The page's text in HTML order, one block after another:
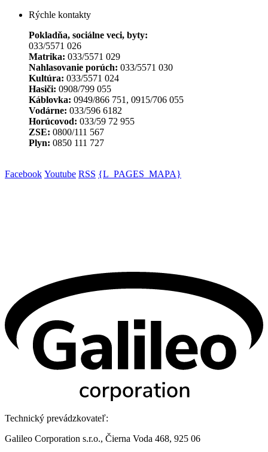
Rýchle kontakty
Pokladňa, sociálne veci, byty:
033/5571 026
Matrika: 033/5571 029
Nahlasovanie porúch: 033/5571 030
Kultúra: 033/5571 024
Hasiči: 0908/799 055
Káblovka: 0949/866 751, 0915/706 055
Vodárne: 033/596 6182
Horúcovod: 033/59 72 955
ZSE: 0800/111 567
Plyn: 0850 111 727
Facebook Youtube RSS {L_PAGES_MAPA}
Technický prevádzkovateľ:
Galileo Corporation s.r.o., Čierna Voda 468, 925 06